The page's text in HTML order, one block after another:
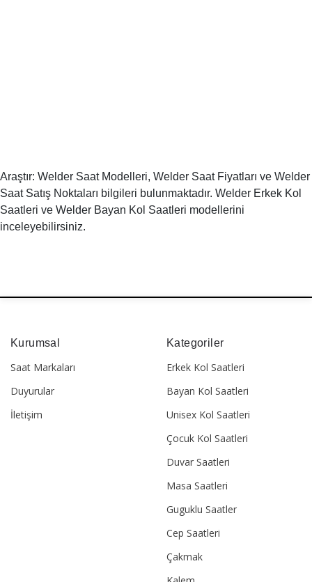
Araştır: Welder Saat Modelleri, Welder Saat Fiyatları ve Welder
Saat Satış Noktaları bilgileri bulunmaktadır. Welder Erkek Kol
Saatleri ve Welder Bayan Kol Saatleri modellerini
inceleyebilirsiniz.
Kurumsal
Saat Markaları
Duyurular
İletişim
Kategoriler
Erkek Kol Saatleri
Bayan Kol Saatleri
Unisex Kol Saatleri
Çocuk Kol Saatleri
Duvar Saatleri
Masa Saatleri
Guguklu Saatler
Cep Saatleri
Çakmak